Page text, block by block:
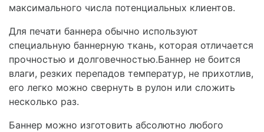
максимального числа потенциальных клиентов.
Для печати баннера обычно используют
специальную баннерную ткань, которая отличается
прочностью и долговечностью.Баннер не боится
влаги, резких перепадов температур, не прихотлив,
его легко можно свернуть в рулон или сложить
несколько раз.
Баннер можно изготовить абсолютно любого